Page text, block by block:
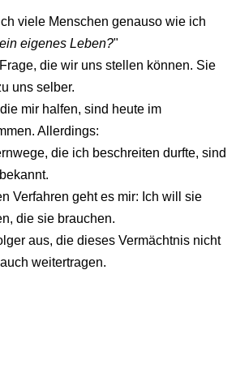
viele Menschen genauso wie ich
eigenes Leben?"
die wir uns stellen können. Sie
uns selber.
mir halfen, sind heute im
Allerdings:
die ich beschreiten durfte, sind
Verfahren geht es mir: Ich will sie
die sie brauchen.
aus, die dieses Vermächtnis nicht
weitertragen.